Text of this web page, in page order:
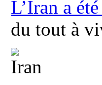
L’Iran a
du tout à